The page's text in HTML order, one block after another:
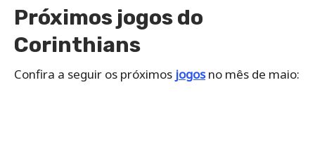
Próximos jogos do
Corinthians
Confira a seguir os próximos jogosno mês de maio: